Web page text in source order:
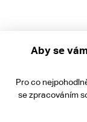
Aby se
Pro co
se zpracováním